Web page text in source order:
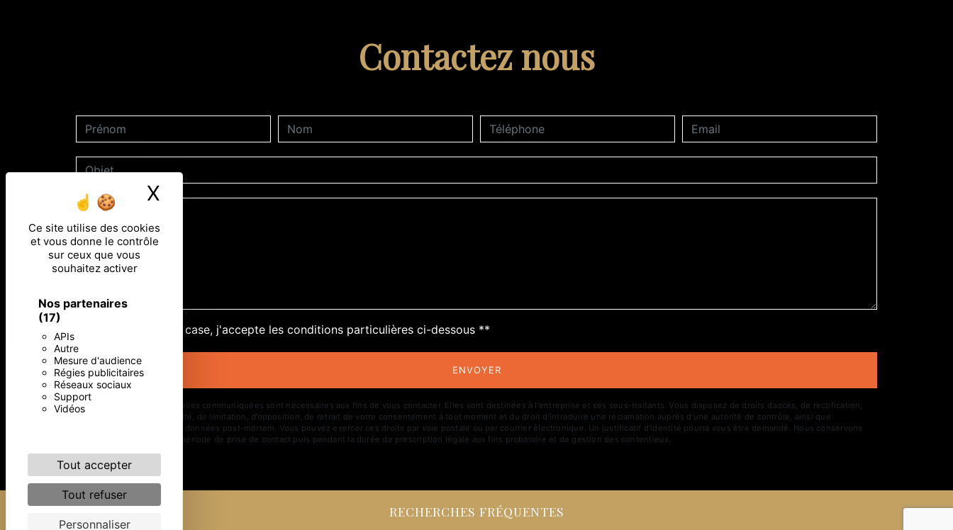
Ce site utilise des cookies
et vous donne le contrôle
sur ceux que vous
souhaitez activer
Nos partenaires
(17)
APIs
Autre
Mesure d'audience
Régies publicitaires
Réseaux sociaux
Support
Vidéos
Tout accepter
Tout refuser
Personnaliser
X Masquer le bandeau des cookies
Contactez nous
En cochant cette case, j'accepte les conditions particulières ci-dessous **
ENVOYER
** Les données personnelles communiquées sont nécessaires aux fins de vous contacter. Elles sont destinées à l'entreprise et ses sous-traitants. Vous disposez de droits d’accès, de rectification,
d’effacement, de portabilité, de limitation, d’opposition, de retrait de votre consentement à tout moment et du droit d’introduire une réclamation auprès d’une autorité de contrôle, ainsi que
d’organiser le sort de vos données post-mortem. Vous pouvez exercer ces droits par voie postale ou par courrier électronique. Un justificatif d'identité pourra vous être demandé. Nous conservons
vos données pendant la période de prise de contact puis pendant la durée de prescription légale aux fins probatoire et de gestion des contentieux.
RECHERCHES FRÉQUENTES